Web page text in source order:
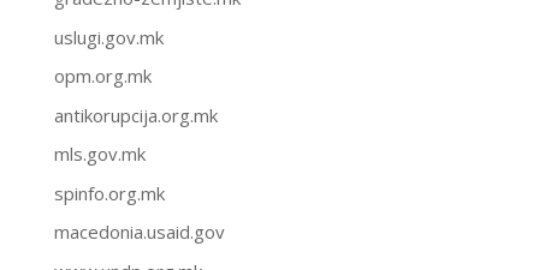
uslugi.gov.mk
opm.org.mk
antikorupcija.org.mk
mls.gov.mk
spinfo.org.mk
macedonia.usaid.gov